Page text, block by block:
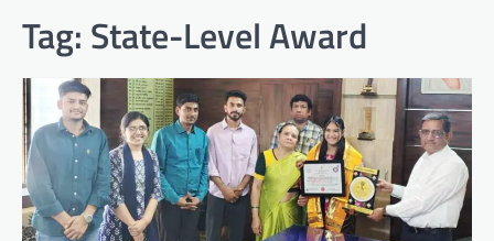
Tag: State-Level Award